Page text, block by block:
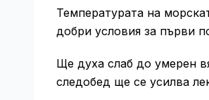
Температурата на
добри условия за първи
Ще духа слаб до умерен
следобед ще се усилва